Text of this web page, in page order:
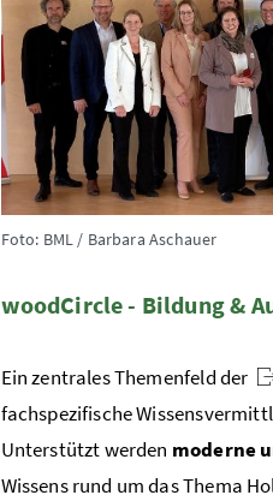
Foto: BML / Barbara Aschauer
woodCircle - Bildung &
Ein zentrales Themenfeld der
fachspezifische
Unterstützt werden moderne
Wissens rund um das Thema